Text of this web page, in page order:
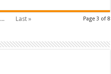
Page 3 of 8
... Last »